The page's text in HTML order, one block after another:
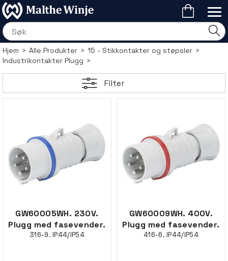
Hjem>Alle Produkter>15 - Stikkontakter og støpsler>
Industrikontakter Plugg>
Filter
GW60005WH. 230V.
Plugg med fasevender.
316-9. IP44/IP54
GW60009WH. 400V.
Plugg med fasevender.
416-6. IP44/IP54